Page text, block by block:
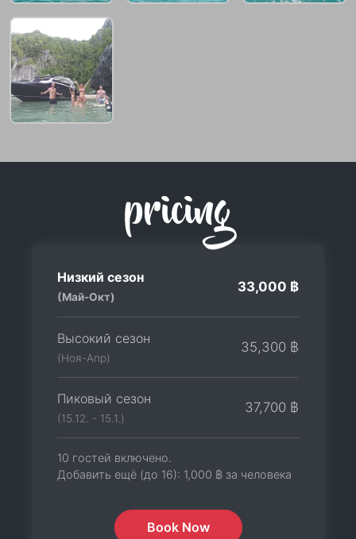
pricing
Низкий сезон
(Май-Окт)
33,000 ฿
Высокий сезон
(Ноя-Апр)
35,300 ฿
Пиковый сезон
(15.12. - 15.1.)
37,700 ฿
10 гостей включено.
Добавить ещё (до 16): 1,000 ฿ за человека
Book Now